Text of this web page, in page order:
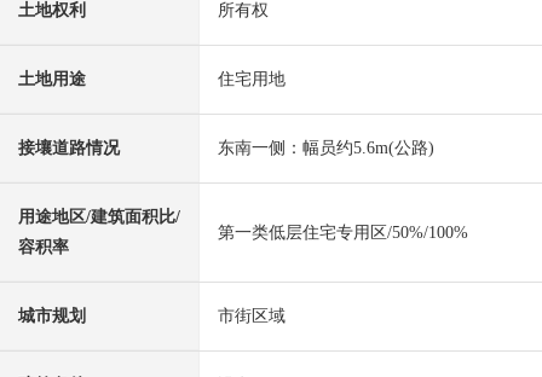
土地权利 所有权
土地用途 住宅用地
接壤道路情况 东南一侧：幅员约5.6m(公路)
用途地区/建筑面积比/
容积率
第一类低层住宅专用区/50%/100%
城市规划 市街区域